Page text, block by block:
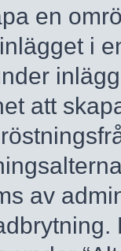
en
i
att
av